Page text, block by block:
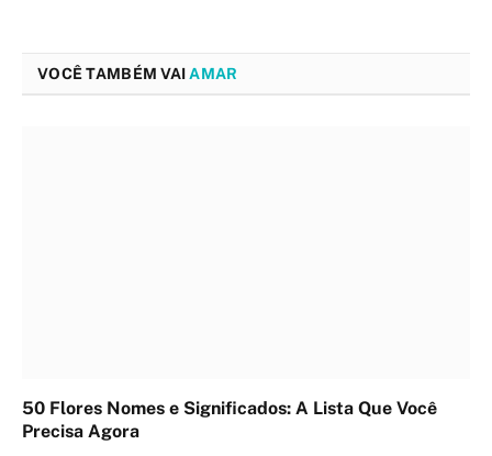
VOCÊ TAMBÉM VAIAMAR
50 Flores Nomes e Significados: A Lista Que Você
Precisa Agora